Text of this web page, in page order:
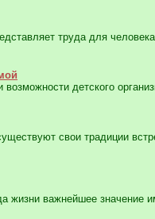
труда для
детского
свои традиции
жизни важнейшее